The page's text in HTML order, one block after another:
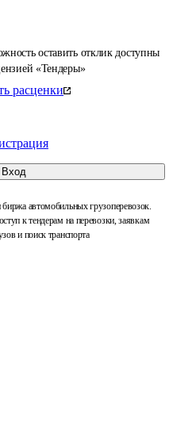
оставить отклик доступны
«Тендеры»
расценки
Вход
автомобильных грузоперевозок.
к тендерам на перевозки, заявкам
и поиск транспорта